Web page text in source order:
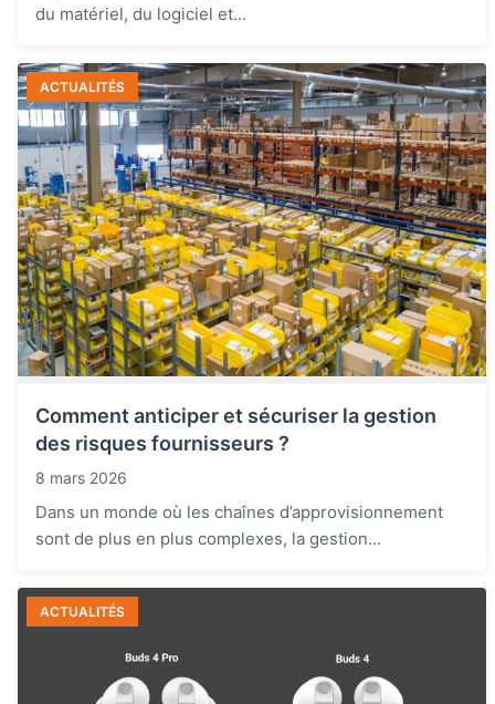
du matériel, du logiciel et...
ACTUALITÉS
Comment anticiper et sécuriser la gestion
des risques fournisseurs ?
8 mars 2026
Dans un monde où les chaînes d’approvisionnement
sont de plus en plus complexes, la gestion...
ACTUALITÉS